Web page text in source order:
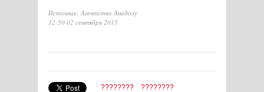
Источник: Агентство Анадолу
12:50 02 сентября 2015
???????? ????????